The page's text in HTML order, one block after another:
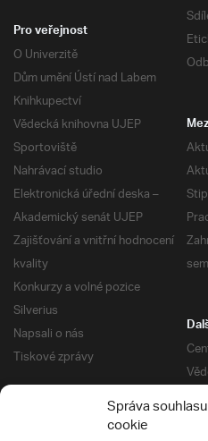
Správa
cookie
Pro veřejnost
O Univerzitě
Dům umění Ústí nad Labem
Knihkupectví
Vědecká knihovna UJEP
Sportoviště
Nahrávací studio
Elektronická úřední deska –
Akademický senát UJEP
Zajišťování a vnitřní hodnocení
kvality
Konkurzy a volné pozice
Silverius
Napsali o nás
Tiskové zprávy